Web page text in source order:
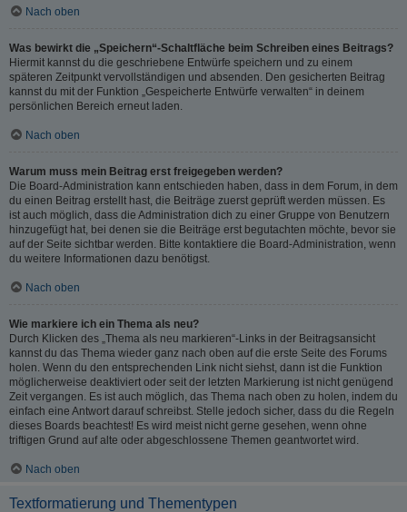
Nach oben
Was bewirkt die „Speichern“-Schaltfläche beim Schreiben eines Beitrags?
Hiermit kannst du die geschriebene Entwürfe speichern und zu einem
späteren Zeitpunkt vervollständigen und absenden. Den gesicherten Beitrag
kannst du mit der Funktion „Gespeicherte Entwürfe verwalten“ in deinem
persönlichen Bereich erneut laden.
Nach oben
Warum muss mein Beitrag erst freigegeben werden?
Die Board-Administration kann entschieden haben, dass in dem Forum, in dem
du einen Beitrag erstellt hast, die Beiträge zuerst geprüft werden müssen. Es
ist auch möglich, dass die Administration dich zu einer Gruppe von Benutzern
hinzugefügt hat, bei denen sie die Beiträge erst begutachten möchte, bevor sie
auf der Seite sichtbar werden. Bitte kontaktiere die Board-Administration, wenn
du weitere Informationen dazu benötigst.
Nach oben
Wie markiere ich ein Thema als neu?
Durch Klicken des „Thema als neu markieren“-Links in der Beitragsansicht
kannst du das Thema wieder ganz nach oben auf die erste Seite des Forums
holen. Wenn du den entsprechenden Link nicht siehst, dann ist die Funktion
möglicherweise deaktiviert oder seit der letzten Markierung ist nicht genügend
Zeit vergangen. Es ist auch möglich, das Thema nach oben zu holen, indem du
einfach eine Antwort darauf schreibst. Stelle jedoch sicher, dass du die Regeln
dieses Boards beachtest! Es wird meist nicht gerne gesehen, wenn ohne
triftigen Grund auf alte oder abgeschlossene Themen geantwortet wird.
Nach oben
Textformatierung und Thementypen